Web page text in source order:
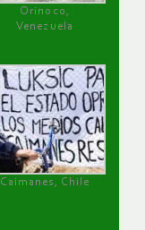
Orinoco,
Venezuela
Caimanes, Chile